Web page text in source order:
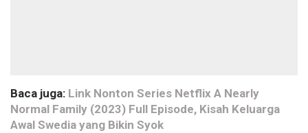
Baca juga: Link Nonton Series Netflix A Nearly
Normal Family (2023) Full Episode, Kisah Keluarga
Awal Swedia yang Bikin Syok